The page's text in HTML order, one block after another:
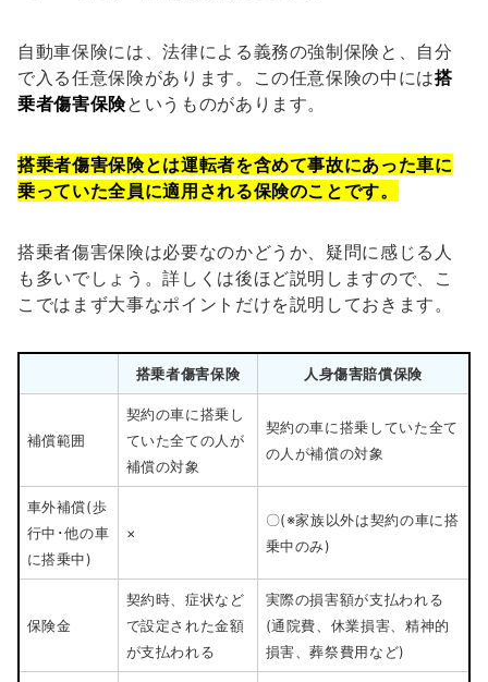
自動車保険には、法律による義務の強制保険と、自分
で入る任意保険があります。この任意保険の中には搭
乗者傷害保険というものがあります。
搭乗者傷害保険とは運転者を含めて事故にあった車に
乗っていた全員に適用される保険のことです。
搭乗者傷害保険は必要なのかどうか、疑問に感じる人
も多いでしょう。詳しくは後ほど説明しますので、こ
こではまず大事なポイントだけを説明しておきます。
搭乗者傷害保険 人身傷害賠償保険
補償範囲
契約の車に搭乗し
ていた全ての人が
補償の対象
契約の車に搭乗していた全て
の人が補償の対象
車外補償(歩
行中･他の車
に搭乗中)
×
〇(※家族以外は契約の車に搭
乗中のみ)
保険金
契約時、症状など
で設定された金額
が支払われる
実際の損害額が支払われる
(通院費、休業損害、精神的
損害、葬祭費用など)